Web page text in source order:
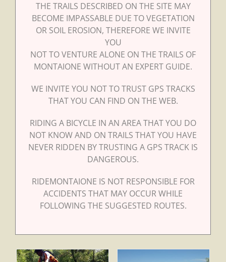
THE TRAILS DESCRIBED ON THE SITE MAY
BECOME IMPASSABLE DUE TO VEGETATION
OR SOIL EROSION, THEREFORE WE INVITE
YOU
NOT TO VENTURE ALONE ON THE TRAILS OF
MONTAIONE WITHOUT AN EXPERT GUIDE.
WE INVITE YOU NOT TO TRUST GPS TRACKS
THAT YOU CAN FIND ON THE WEB.
RIDING A BICYCLE IN AN AREA THAT YOU DO
NOT KNOW AND ON TRAILS THAT YOU HAVE
NEVER RIDDEN BY TRUSTING A GPS TRACK IS
DANGEROUS.
RIDEMONTAIONE IS NOT RESPONSIBLE FOR
ACCIDENTS THAT MAY OCCUR WHILE
FOLLOWING THE SUGGESTED ROUTES.